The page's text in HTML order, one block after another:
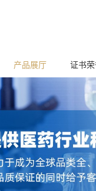
产品展厅 证书